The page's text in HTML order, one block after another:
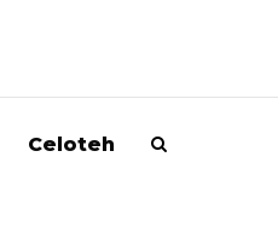
Celoteh